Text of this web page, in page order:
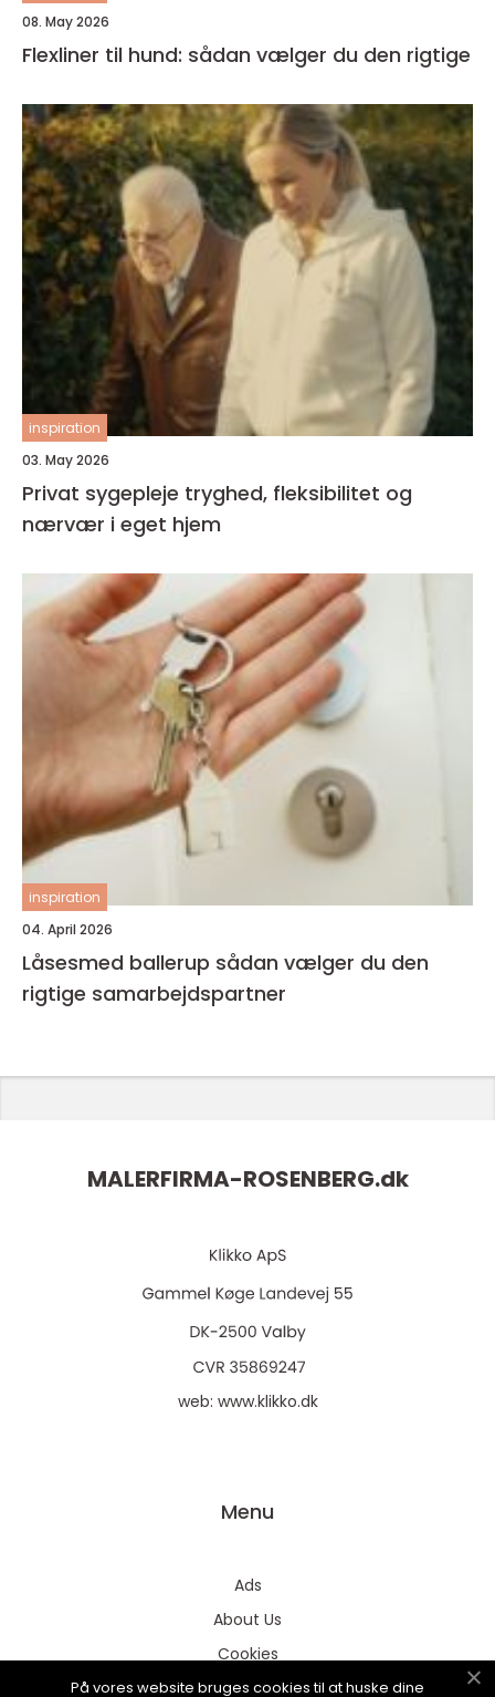
08. May 2026
Flexliner til hund: sådan vælger du den rigtige
inspiration
03. May 2026
Privat sygepleje tryghed, fleksibilitet og
nærvær i eget hjem
inspiration
04. April 2026
Låsesmed ballerup sådan vælger du den
rigtige samarbejdspartner
MALERFIRMA-ROSENBERG.dk
web: www.klikko.dk
Menu
Ads
About Us
Cookies
Contact
På vores website bruges cookies til at huske dine